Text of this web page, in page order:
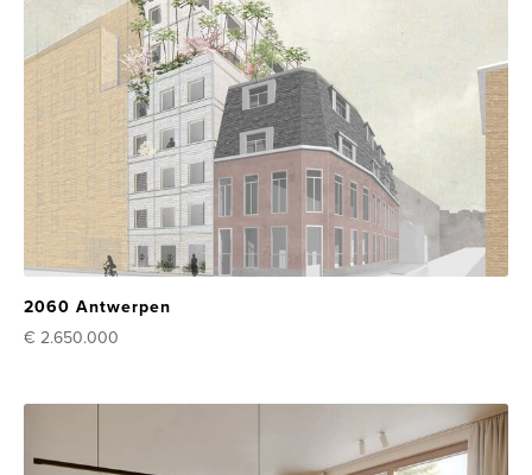
2060 Antwerpen
€ 2.650.000